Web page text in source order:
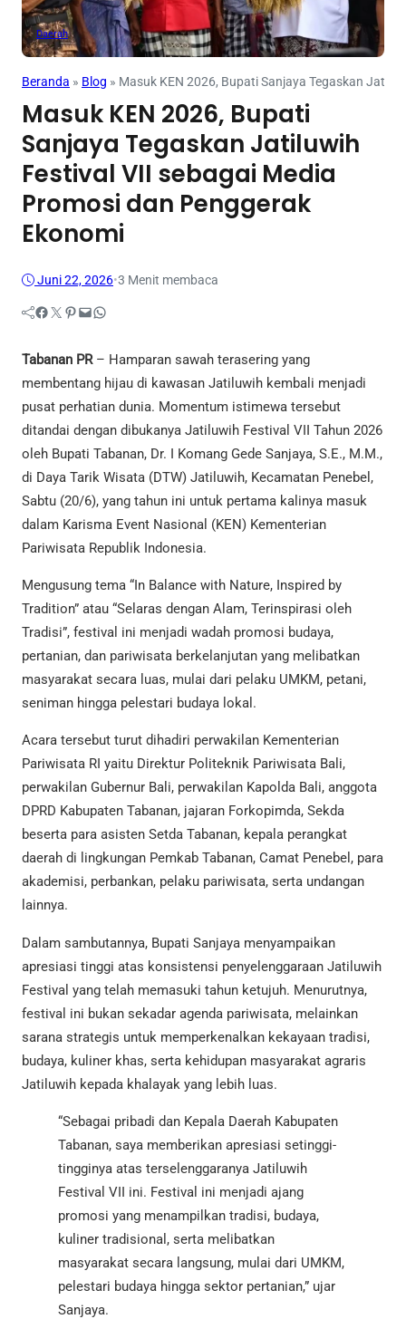
Daerah
Beranda » Blog » Masuk KEN 2026, Bupati Sanjaya Tegaskan
Masuk KEN 2026, Bupati
Sanjaya Tegaskan Jatiluwih
Festival VII sebagai Media
Promosi dan Penggerak
Ekonomi
Juni 22, 2026•3 Menit membaca
Facebook Twitter Pinterest Mail WhatsApp
Tabanan PR– Hamparan sawah terasering yang
membentang hijau di kawasan Jatiluwih kembali menjadi
pusat perhatian dunia. Momentum istimewa tersebut
ditandai dengan dibukanya Jatiluwih Festival VII Tahun 2026
oleh Bupati Tabanan, Dr. I Komang Gede Sanjaya, S.E., M.M.,
di Daya Tarik Wisata (DTW) Jatiluwih, Kecamatan Penebel,
Sabtu (20/6), yang tahun ini untuk pertama kalinya masuk
dalam Karisma Event Nasional (KEN) Kementerian
Pariwisata Republik Indonesia.
Mengusung tema “In Balance with Nature, Inspired by
Tradition” atau “Selaras dengan Alam, Terinspirasi oleh
Tradisi”, festival ini menjadi wadah promosi budaya,
pertanian, dan pariwisata berkelanjutan yang melibatkan
masyarakat secara luas, mulai dari pelaku UMKM, petani,
seniman hingga pelestari budaya lokal.
Acara tersebut turut dihadiri perwakilan Kementerian
Pariwisata RI yaitu Direktur Politeknik Pariwisata Bali,
perwakilan Gubernur Bali, perwakilan Kapolda Bali, anggota
DPRD Kabupaten Tabanan, jajaran Forkopimda, Sekda
beserta para asisten Setda Tabanan, kepala perangkat
daerah di lingkungan Pemkab Tabanan, Camat Penebel, para
akademisi, perbankan, pelaku pariwisata, serta undangan
lainnya.
Dalam sambutannya, Bupati Sanjaya menyampaikan
apresiasi tinggi atas konsistensi penyelenggaraan Jatiluwih
Festival yang telah memasuki tahun ketujuh. Menurutnya,
festival ini bukan sekadar agenda pariwisata, melainkan
sarana strategis untuk memperkenalkan kekayaan tradisi,
budaya, kuliner khas, serta kehidupan masyarakat agraris
Jatiluwih kepada khalayak yang lebih luas.
“Sebagai pribadi dan Kepala Daerah Kabupaten
Tabanan, saya memberikan apresiasi setinggi-
tingginya atas terselenggaranya Jatiluwih
Festival VII ini. Festival ini menjadi ajang
promosi yang menampilkan tradisi, budaya,
kuliner tradisional, serta melibatkan
masyarakat secara langsung, mulai dari UMKM,
pelestari budaya hingga sektor pertanian,” ujar
Sanjaya.